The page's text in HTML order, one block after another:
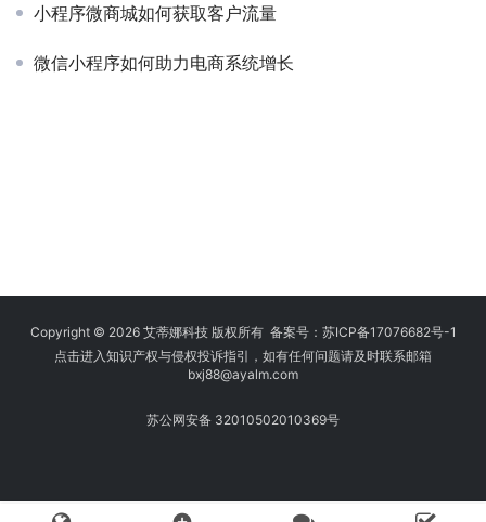
小程序微商城如何获取客户流量
微信小程序如何助力电商系统增长
Copyright © 2026 艾蒂娜科技 版权所有 备案号： 苏ICP备17076682号-1
点击进入知识产权与侵权投诉指引，如有任何问题请及时联系邮箱
bxj88@ayalm.com
苏公网安备 32010502010369号